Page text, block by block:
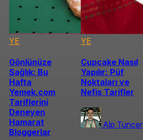
YE
Gönlünüze
Sağlık: Bu
Hafta
Yemek.com
Tariflerini
Deneyen
Hamarat
Bloggerlar
YE
Cupcake Nasıl
Yapılır: Püf
Noktaları ve
Nefis Tarifler
Alp Tuncer